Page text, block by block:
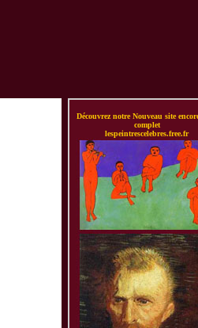
Découvrez notre Nouveau site
complet
lespeintrescelebres.free.fr